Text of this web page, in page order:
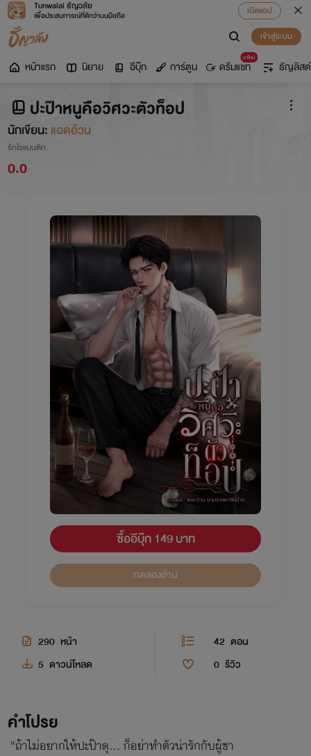
Tunwalai ธัญวลัย
เพื่อประสบการณ์ที่ดีกว่าบนมือถือ
เปิดแอป
เข้าสู่ระบบ
หน้าแรก นิยาย อีบุ๊ก การ์ตูน
มาใหม่
ดรีมแชท ธัญลิสต์
ปะป๊าหนูคือวิศวะตัวท็อป
นักเขียน: แอดอ้วน
รักโรแมนติก
0.0
ซื้ออีบุ๊ก 149 บาท
ทดลองอ่าน
290 หน้า 42 ตอน
5 ดาวน์โหลด 0 รีวิว
คำโปรย
"ถ้าไม่อยากให้ปะป๊าดุ... ก็อย่าทำตัวน่ารักกับผู้ชา